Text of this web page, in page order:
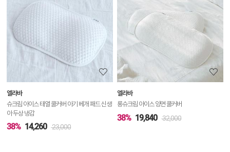
정
보
보
기
엘라바
슈크림 아이스 태열 쿨커버 아기 베개 패드 신생
아 두상 냉감
38% 14,260 23,000
엘라바
롱슈크림 아이스 양면 쿨커버
38% 19,840 32,000